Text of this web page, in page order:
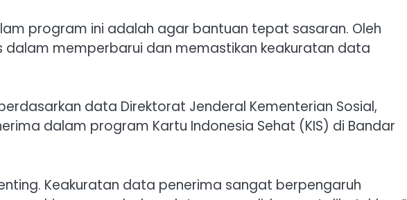
program ini adalah agar bantuan tepat sasaran. Oleh
dalam memperbarui dan memastikan keakuratan data
data Direktorat Jenderal Kementerian Sosial,
dalam program Kartu Indonesia Sehat (KIS) di Bandar
Keakuratan data penerima sangat berpengaruh